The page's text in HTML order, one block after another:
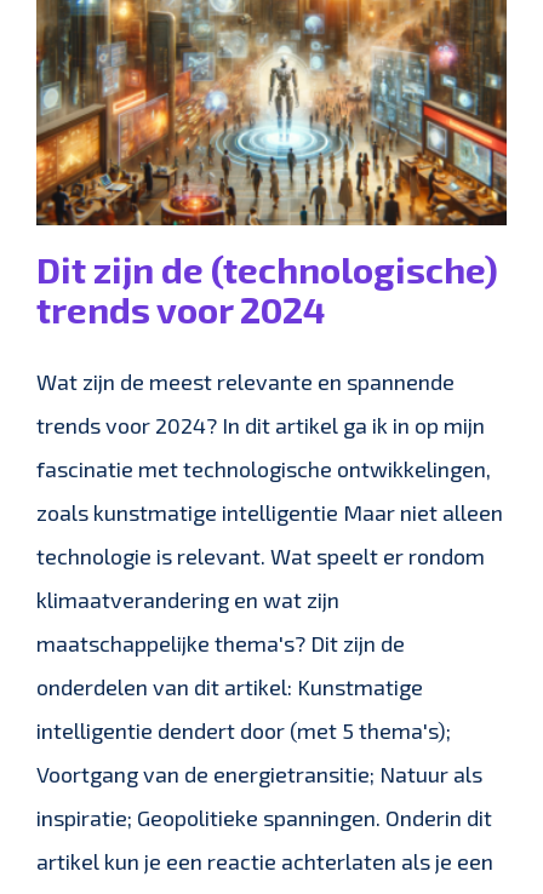
Dit zijn de (technologische)
trends voor 2024
Wat zijn de meest relevante en spannende
trends voor 2024? In dit artikel ga ik in op mijn
fascinatie met technologische ontwikkelingen,
zoals kunstmatige intelligentie Maar niet alleen
technologie is relevant. Wat speelt er rondom
klimaatverandering en wat zijn
maatschappelijke thema's? Dit zijn de
onderdelen van dit artikel: Kunstmatige
intelligentie dendert door (met 5 thema's);
Voortgang van de energietransitie; Natuur als
inspiratie; Geopolitieke spanningen. Onderin dit
artikel kun je een reactie achterlaten als je een